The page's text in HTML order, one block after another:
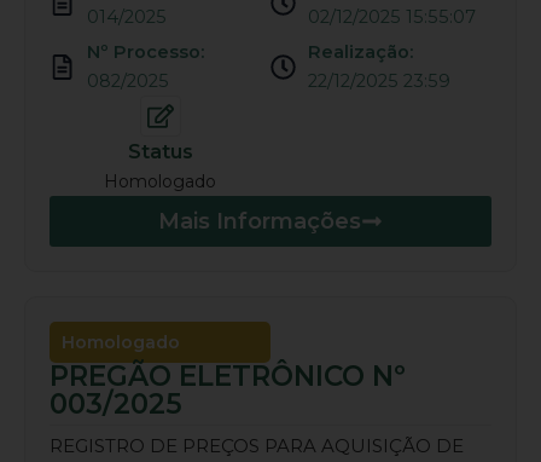
014/2025
Nº Processo:
082/2025
02/12/2025 15:55:07
Realização:
22/12/2025 23:59
Status
Homologado
Mais Informações
Homologado
PREGÃO ELETRÔNICO Nº
003/2025
REGISTRO DE PREÇOS PARA AQUISIÇÃO DE